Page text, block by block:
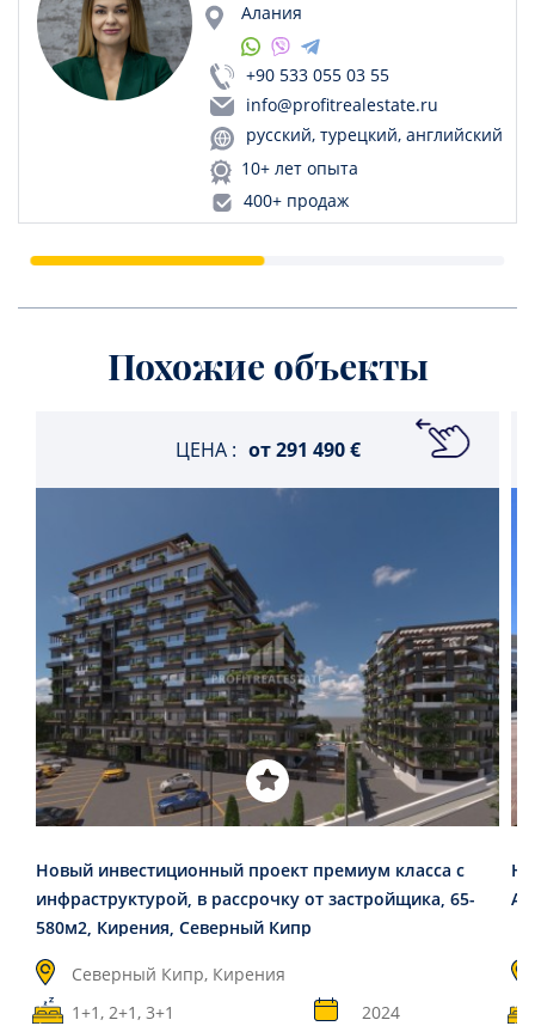
Алания
+90 533 055 03 55
info@profitrealestate.ru
русский, турецкий, английский
10+ лет опыта
400+ продаж
Похожие объекты
ЦЕНА : от291 490 €
Новый инвестиционный проект премиум класса с
инфраструктурой, в рассрочку от застройщика, 65-
580м2, Кирения, Северный Кипр
Северный Кипр, Кирения
1+1, 2+1, 3+1
2024